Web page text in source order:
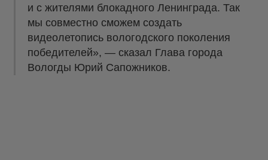
и с жителями блокадного Ленинграда. Так
мы совместно сможем создать
видеолетопись вологодского поколения
победителей», — сказал Глава города
Вологды Юрий Сапожников.